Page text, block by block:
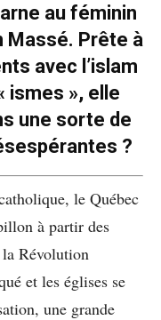
au féminin
Massé. Prête à
avec l’islam
ismes », elle
une sorte de
?
le Québec
à partir des
la Révolution
et les églises se
une grande